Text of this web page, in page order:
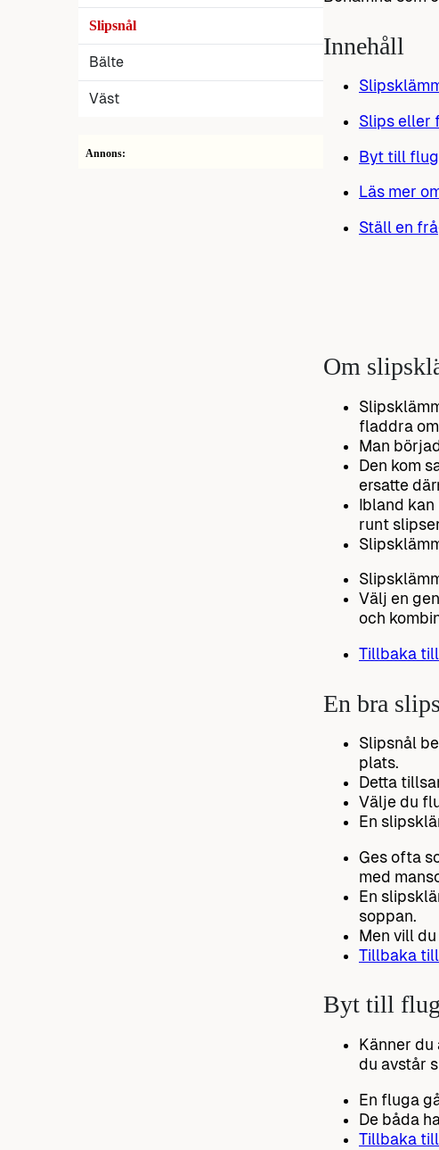
Slipsnål
Bälte
Väst
Annons:
Innehåll
Slips eller
Byt till
Läs mer
Ställ en
Om
fladdra
Man
Den kom
ersatte
Ibland
runt
Välj en
och
Tillbaka
En bra
Slipsnål
plats.
Detta
Välje du
En
Ges ofta
med
En
soppan.
Men vill
Tillbaka
Byt till
Känner
du avstår
En fluga
De båda
Tillbaka